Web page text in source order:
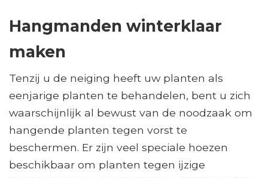
Hangmanden winterklaar
maken
Tenzij u de neiging heeft uw planten als
eenjarige planten te behandelen, bent u zich
waarschijnlijk al bewust van de noodzaak om
hangende planten tegen vorst te
beschermen. Er zijn veel speciale hoezen
beschikbaar om planten tegen ijzige